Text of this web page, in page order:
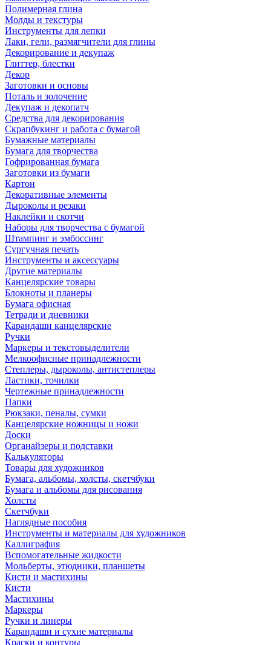
Полимерная глина
Молды и текстуры
Инструменты для лепки
Лаки, гели, размягчители для глины
Декорирование и декупаж
Глиттер, блестки
Декор
Заготовки и основы
Поталь и золочение
Декупаж и декопатч
Средства для декорирования
Скрапбукинг и работа с бумагой
Бумажные материалы
Бумага для творчества
Гофрированная бумага
Заготовки из бумаги
Картон
Декоративные элементы
Дыроколы и резаки
Наклейки и скотчи
Наборы для творчества с бумагой
Штампинг и эмбоссинг
Сургучная печать
Инструменты и аксессуары
Другие материалы
Канцелярские товары
Блокноты и планеры
Бумага офисная
Тетради и дневники
Карандаши канцелярские
Ручки
Маркеры и текстовыделители
Мелкоофисные принадлежности
Степлеры, дыроколы, антистеплеры
Ластики, точилки
Чертежные принадлежности
Папки
Рюкзаки, пеналы, сумки
Канцелярские ножницы и ножи
Доски
Органайзеры и подставки
Калькуляторы
Товары для художников
Бумага, альбомы, холсты, скетчбуки
Бумага и альбомы для рисования
Холсты
Скетчбуки
Наглядные пособия
Инструменты и материалы для художников
Каллиграфия
Вспомогательные жидкости
Мольберты, этюдники, планшеты
Кисти и мастихины
Кисти
Мастихины
Маркеры
Ручки и линеры
Карандаши и сухие материалы
Краски и контуры